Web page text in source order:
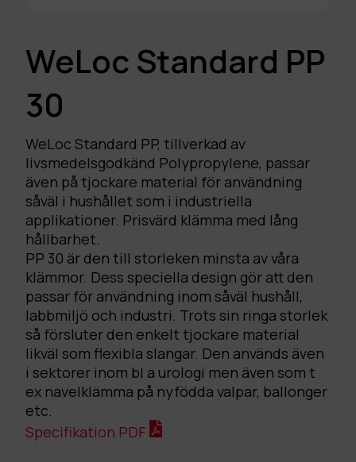
WeLoc Standard PP
30
WeLoc Standard PP, tillverkad av
livsmedelsgodkänd Polypropylene, passar
även på tjockare material för användning
såväl i hushållet som i industriella
applikationer. Prisvärd klämma med lång
hållbarhet.
PP 30 är den till storleken minsta av våra
klämmor. Dess speciella design gör att den
passar för användning inom såväl hushåll,
labbmiljö och industri. Trots sin ringa storlek
så försluter den enkelt tjockare material
likväl som flexibla slangar. Den används även
i sektorer inom bl a urologi men även som t
ex navelklämma på nyfödda valpar, ballonger
etc.
Specifikation PDF